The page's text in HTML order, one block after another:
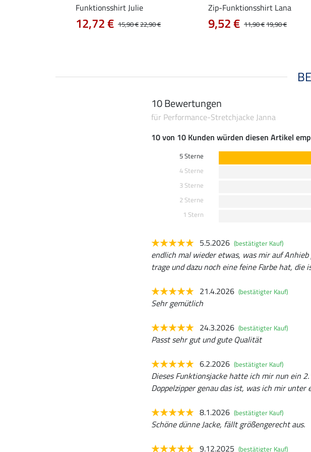
Funktionsshirt Julie
15,90 €22,90 €
12,72 €
Zip-Funktionsshirt Lana
11,90 €19,90 €
9,52 €
10 Bewertungen
für Performance-Stretchjacke Janna
10 von 10 Kunden würden diesen Artikel
5 Sterne
4 Sterne
3 Sterne
2 Sterne
1 Stern
5.5.2026 (bestätigter Kauf)
endlich mal wieder etwas, was mir auf
trage und dazu noch eine feine Farbe hat,
21.4.2026 (bestätigter Kauf)
Sehr gemütlich
24.3.2026 (bestätigter Kauf)
Passt sehr gut und gute Qualität
6.2.2026 (bestätigter Kauf)
Dieses Funktionsjacke hatte ich mir nun ein
Doppelzipper genau das ist, was ich mir
8.1.2026 (bestätigter Kauf)
Schöne dünne Jacke, fällt größengerecht aus.
9.12.2025 (bestätigter Kauf)